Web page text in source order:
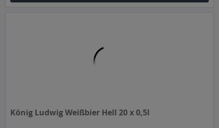
König Ludwig Weißbier Hell 20 x 0,5l